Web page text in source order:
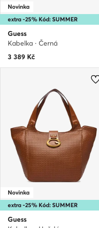
extra -25% Kód: SUMMER
Novinka
Guess
Kabelka · Černá
3 389 Kč
extra -25% Kód: SUMMER
Novinka
Guess